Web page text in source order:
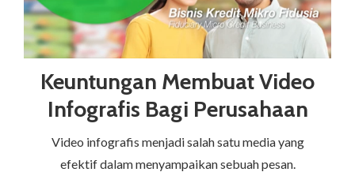
Keuntungan Membuat Video
Infografis Bagi Perusahaan
Video infografis menjadi salah satu media yang
efektif dalam menyampaikan sebuah pesan.